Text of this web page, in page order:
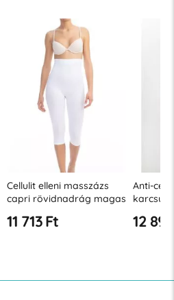
Cellulit elleni masszázs
capri rövidnadrág magas
11 713 Ft
Anti-
12